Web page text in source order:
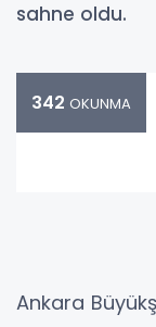
sahne oldu.
342 OKUNMA